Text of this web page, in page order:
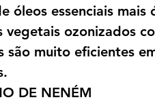
óleos essenciais mais
ozonizados
são muito eficientes
DE NENÉM